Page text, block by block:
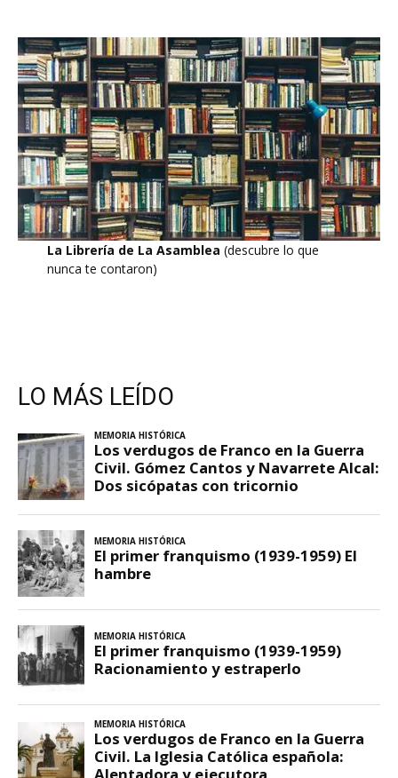
La Librería de La Asamblea (descubre lo que
nunca te contaron)
LO MÁS LEÍDO